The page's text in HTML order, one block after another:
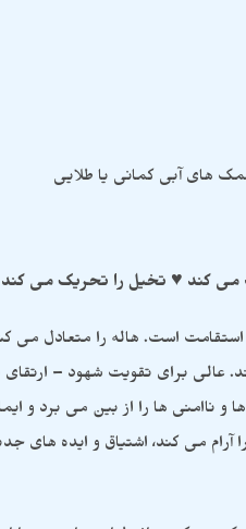
های آبی کمانی یا طلایی
می کند ♥ تخیل را تحریک می
استقامت است. هاله را متعادل می
عالی برای تقویت شهود – ارتقای
ناامنی ها را از بین می برد و
می کند، اشتیاق و ایده های